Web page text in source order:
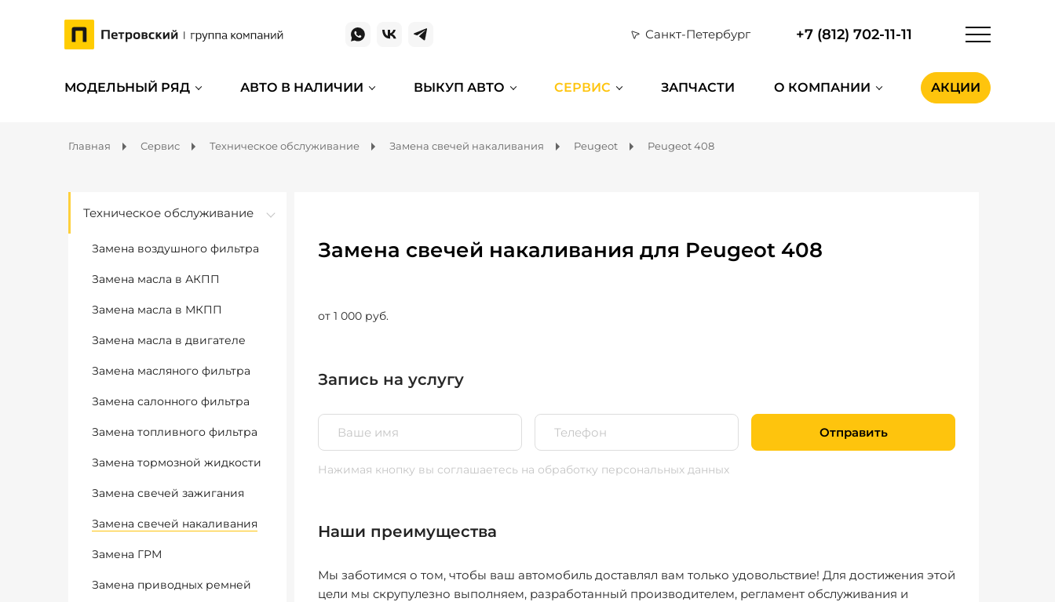
Санкт-Петербург +7 (812) 702-11-11
МОДЕЛЬНЫЙ РЯД АВТО В НАЛИЧИИ ВЫКУП АВТО СЕРВИС ЗАПЧАСТИ О КОМПАНИИ АКЦИИ
Главная Сервис Техническое обслуживание Замена свечей накаливания Peugeot Peugeot 408
Техническое обслуживание
Замена воздушного фильтра
Замена масла в АКПП
Замена масла в МКПП
Замена масла в двигателе
Замена масляного фильтра
Замена салонного фильтра
Замена топливного фильтра
Замена тормозной жидкости
Замена свечей зажигания
Замена свечей накаливания
Замена ГРМ
Замена приводных ремней
Замена свечей накаливания для Peugeot 408
от 1 000 руб.
Запись на услугу
Отправить
Нажимая кнопку вы соглашаетесь на обработку персональных данных
Наши преимущества
Мы заботимся о том, чтобы ваш автомобиль доставлял вам только удовольствие! Для достижения этой
цели мы скрупулезно выполняем, разработанный производителем, регламент обслуживания и